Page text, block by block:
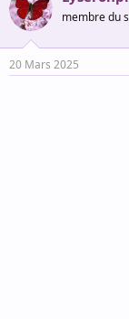
e
u
r
d
e
e
d
é
membre du
20 Mars 2025